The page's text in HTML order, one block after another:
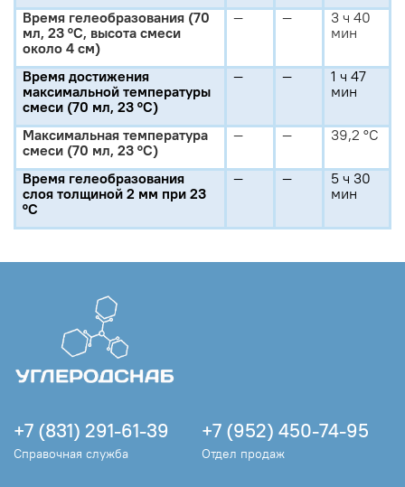
Время гелеобразования (70
мл, 23 °C, высота смеси
около 4 см)
— —
3 ч 40
мин
Время достижения
максимальной температуры
смеси (70 мл, 23 °C)
— —
1 ч 47
мин
Максимальная температура
смеси (70 мл, 23 °C)
— — 39,2 °C
Время гелеобразования
слоя толщиной 2 мм при 23
°C
— —
5 ч 30
мин
+7 (831) 291-61-39
Справочная служба
+7 (952) 450-74-95
Отдел продаж